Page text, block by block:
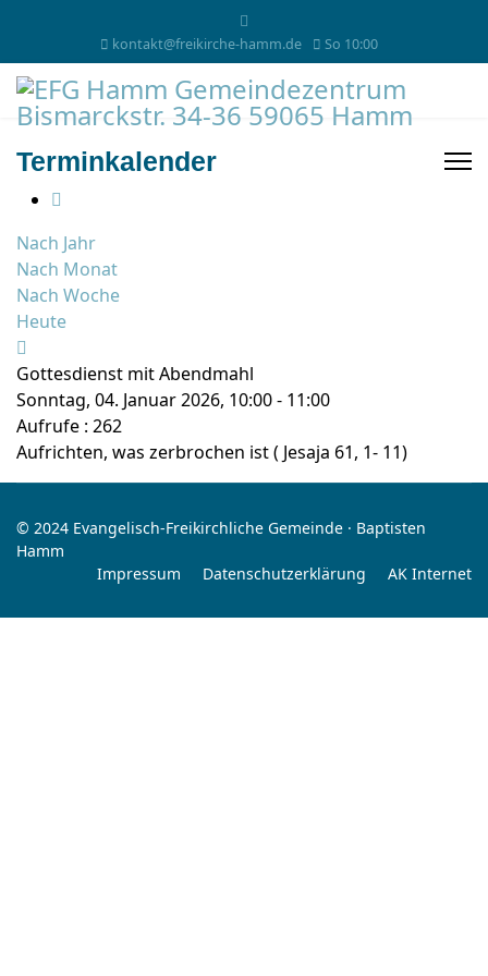
kontakt@freikirche-hamm.de So 10:00
Terminkalender
Nach Jahr
Nach Monat
Nach Woche
Heute
Gottesdienst mit Abendmahl
Sonntag, 04. Januar 2026, 10:00 - 11:00
Aufrufe : 262
Aufrichten, was zerbrochen ist ( Jesaja 61, 1- 11)
© 2024 Evangelisch-Freikirchliche Gemeinde · Baptisten
Hamm
Impressum
Datenschutzerklärung AK Internet